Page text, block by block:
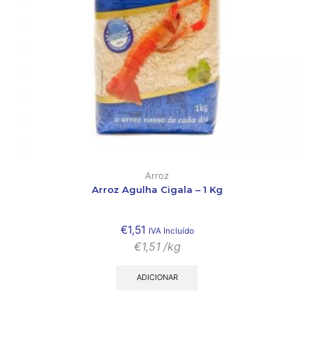
Arroz
Arroz Agulha Cigala – 1 Kg
€1,51 IVA Incluído
€1,51 /kg
ADICIONAR